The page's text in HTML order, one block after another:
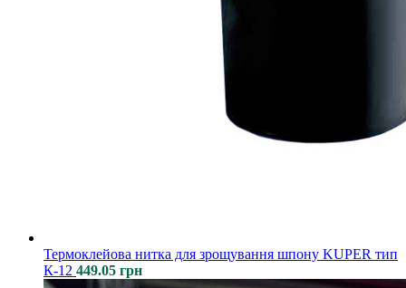
Термоклейова нитка для зрощування шпону KUPER тип
К-12 449.05 грн